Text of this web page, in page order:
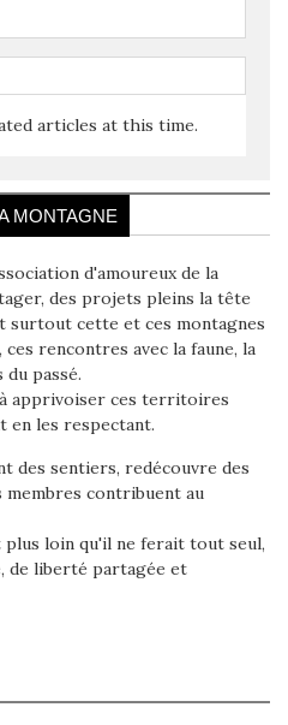
articles at this time.
MONTAGNE
d'amoureux de la
des projets pleins la tête
surtout cette et ces montagnes
rencontres avec la faune, la
passé.
apprivoiser ces territoires
en les respectant.
des sentiers, redécouvre des
membres contribuent au
loin qu'il ne ferait tout seul,
de liberté partagée et